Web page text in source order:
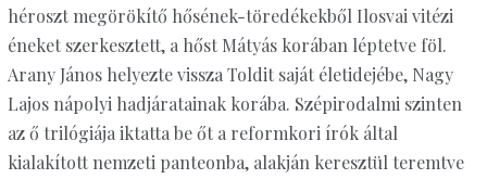
héroszt megörökítő hősének-töredékekből Ilosvai vitézi
éneket szerkesztett, a hőst Mátyás korában léptetve föl.
Arany János helyezte vissza Toldit saját életidejébe, Nagy
Lajos nápolyi hadjáratainak korába. Szépirodalmi szinten
az ő trilógiája iktatta be őt a reformkori írók által
kialakított nemzeti panteonba, alakján keresztül teremtve